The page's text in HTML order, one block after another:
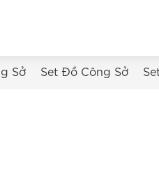
Sở Set Đồ Công Sở